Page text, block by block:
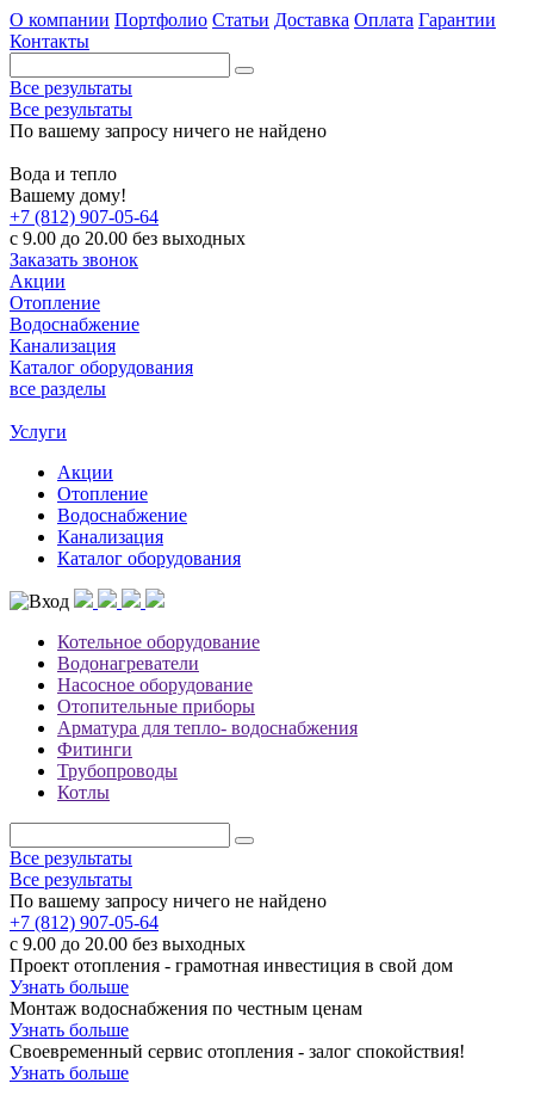
О компании Портфолио Статьи Доставка Оплата Гарантии
Контакты
Все результаты
Все результаты
По вашему запросу ничего не найдено
Вода и тепло
Вашему дому!
+7 (812) 907-05-64
с 9.00 до 20.00 без выходных
Заказать звонок
Акции
Отопление
Водоснабжение
Канализация
Каталог оборудования
все разделы
Услуги
Акции
Отопление
Водоснабжение
Канализация
Каталог оборудования
Котельное оборудование
Водонагреватели
Насосное оборудование
Отопительные приборы
Арматура для тепло- водоснабжения
Фитинги
Трубопроводы
Котлы
Все результаты
Все результаты
По вашему запросу ничего не найдено
+7 (812) 907-05-64
с 9.00 до 20.00 без выходных
Проект отопления - грамотная инвестиция в свой дом
Узнать больше
Монтаж водоснабжения по честным ценам
Узнать больше
Своевременный сервис отопления - залог спокойствия!
Узнать больше